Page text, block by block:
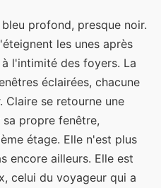
profond, presque noir.
les unes après
l'intimité des foyers. La
éclairées, chacune
Claire se retourne une
propre fenêtre,
étage. Elle n'est plus
encore ailleurs. Elle est
celui du voyageur qui a